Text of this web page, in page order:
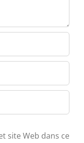
site Web dans ce